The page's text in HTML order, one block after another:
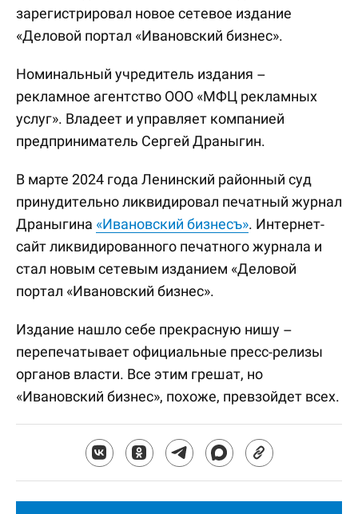
зарегистрировал новое сетевое издание
«Деловой портал «Ивановский бизнес».
Номинальный учредитель издания –
рекламное агентство ООО «МФЦ рекламных
услуг». Владеет и управляет компанией
предприниматель Сергей Драныгин.
В марте 2024 года Ленинский районный суд
принудительно ликвидировал печатный журнал
Драныгина «Ивановский бизнесъ». Интернет-
сайт ликвидированного печатного журнала и
стал новым сетевым изданием «Деловой
портал «Ивановский бизнес».
Издание нашло себе прекрасную нишу –
перепечатывает официальные пресс-релизы
органов власти. Все этим грешат, но
«Ивановский бизнес», похоже, превзойдет всех.